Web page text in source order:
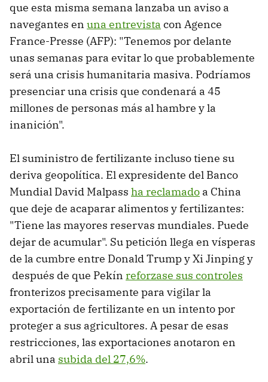
que esta misma semana lanzaba un aviso a
navegantes en una entrevista con Agence
France-Presse (AFP): "Tenemos por delante
unas semanas para evitar lo que probablemente
será una crisis humanitaria masiva. Podríamos
presenciar una crisis que condenará a 45
millones de personas más al hambre y la
inanición".
El suministro de fertilizante incluso tiene su
deriva geopolítica. El expresidente del Banco
Mundial David Malpass ha reclamado a China
que deje de acaparar alimentos y fertilizantes:
"Tiene las mayores reservas mundiales. Puede
dejar de acumular". Su petición llega en vísperas
de la cumbre entre Donald Trump y Xi Jinping y
después de que Pekín reforzase sus controles
fronterizos precisamente para vigilar la
exportación de fertilizante en un intento por
proteger a sus agricultores. A pesar de esas
restricciones, las exportaciones anotaron en
abril una subida del 27,6%.